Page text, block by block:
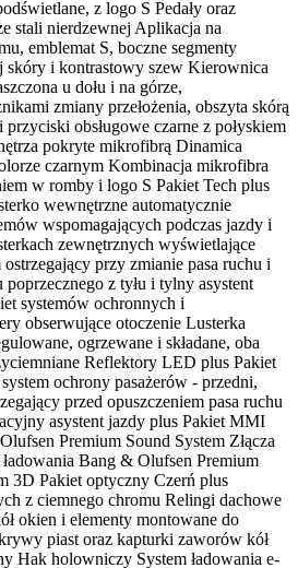
z logo S Pedały oraz
stali nierdzewnej Aplikacja na
emblemat S, boczne segmenty
i kontrastowy szew Kierownica
u dołu i na górze,
zmiany przełożenia, obszyta skórą
obsługowe czarne z połyskiem
pokryte mikrofibrą Dinamica
czarnym Kombinacja mikrofibra
w romby i logo S Pakiet Tech plus
wewnętrzne automatycznie
wspomagających podczas jazdy i
zewnętrznych wyświetlające
ostrzegający przy zmianie pasa ruchu i
z tyłu i tylny asystent
systemów ochronnych i
obserwujące otoczenie Lusterka
ogrzewane i składane, oba
Reflektory LED plus Pakiet
ochrony pasażerów - przedni,
przed opuszczeniem pasa ruchu
asystent jazdy plus Pakiet MMI
Premium Sound System Złącza
Bang & Olufsen Premium
3D Pakiet optyczny Czerń plus
z ciemnego chromu Relingi dachowe
okien i elementy montowane do
piast oraz kapturki zaworów kół
Hak holowniczy System ładowania e-